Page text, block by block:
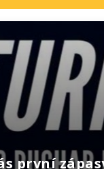
první